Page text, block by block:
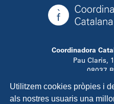
Utilitzem cookies pròpies i
als nostres usuaris una
Coordinadora
Pau Claris,
08037
T. 934